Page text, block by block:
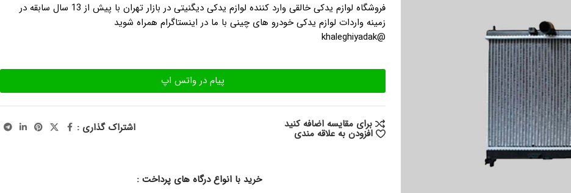
فروشگاه لوازم یدکی خالقی وارد کننده لوازم یدکی دیگنیتی در بازار تهران با پیش از 13 سال سابقه در
زمینه واردات لوازم یدکی خودرو های چینی با ما در اینستاگرام همراه شوید
@khaleghiyadak
پیام در واتس اپ
برای مقایسه اضافه کنید
افزودن به علاقه مندی اشتراک گذاری :
خرید با انواع درگاه های پرداخت :